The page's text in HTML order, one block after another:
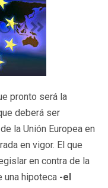
pronto será la
deberá ser
la Unión Europea en
en vigor. El que
en contra de la
una hipoteca -el